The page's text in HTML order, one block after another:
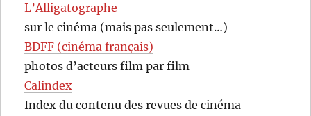
L’Alligatographe
sur le cinéma (mais pas seulement…)
BDFF (cinéma français)
photos d’acteurs film par film
Calindex
Index du contenu des revues de cinéma